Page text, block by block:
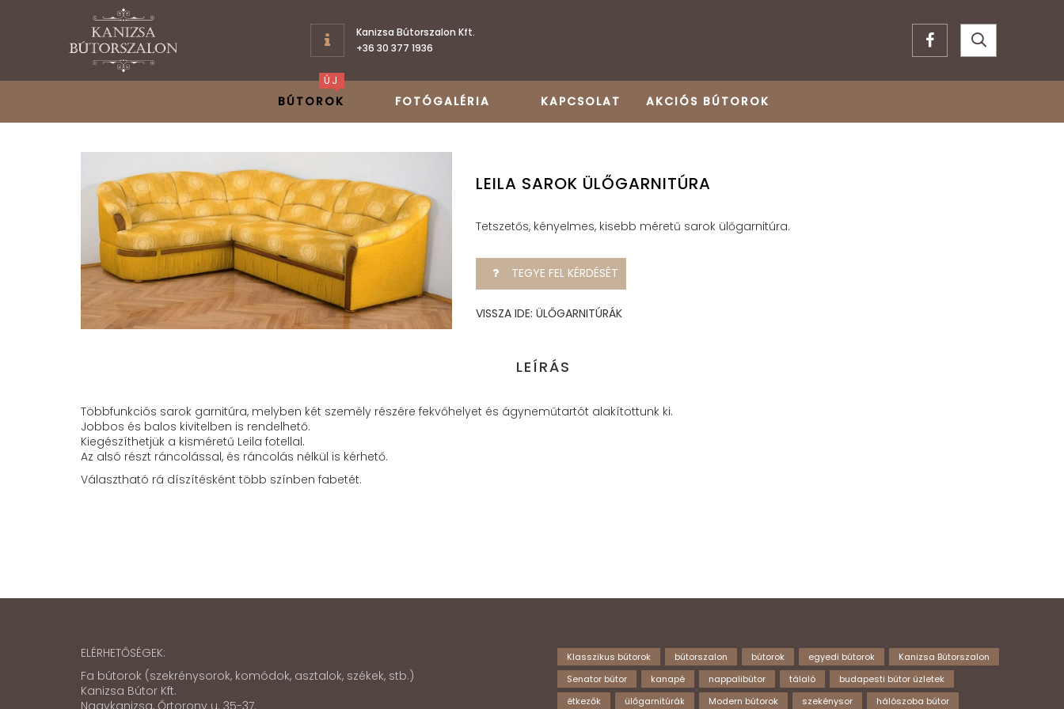
Kanizsa Bútorszalon Kft.
+36 30 377 1936
BÚTOROK
ÚJ
FOTÓGALÉRIA KAPCSOLAT AKCIÓS BÚTOROK
LEILA SAROK ÜLŐGARNITÚRA
Tetszetős, kényelmes, kisebb méretű sarok ülőgarnitúra.
TEGYE FEL KÉRDÉSÉT
VISSZA IDE: ÜLŐGARNITÚRÁK
LEÍRÁS
Többfunkciós sarok garnitúra, melyben két személy részére fekvőhelyet és ágyneműtartót alakítottunk ki.
Jobbos és balos kivitelben is rendelhető.
Kiegészíthetjük a kisméretű Leila fotellal.
Az alsó részt ráncolással, és ráncolás nélkül is kérhető.
Választható rá díszítésként több színben fabetét.
ELÉRHETŐSÉGEK:
Fa bútorok (szekrénysorok, komódok, asztalok, székek, stb.)
Kanizsa Bútor Kft.
Klasszikus bútorok bútorszalon bútorok egyedi bútorok
Kanizsa Bútorszalon
Senator bútor
kanapé nappalibútor tálaló
budapesti bútor üzletek
étkezők
ülőgarnitúrák Modern bútorok szekénysor hálószoba bútor